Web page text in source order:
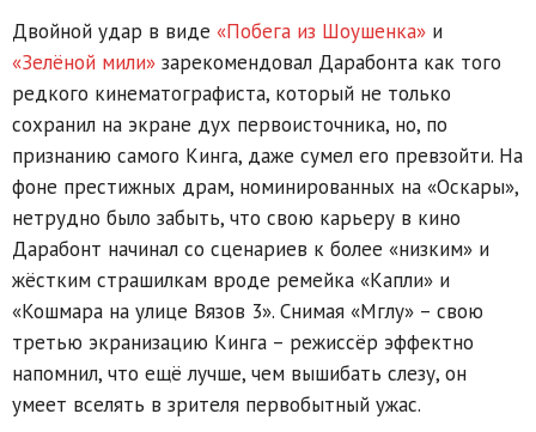
Двойной удар в виде «Побега из Шоушенка» и
«Зелёной мили» зарекомендовал Дарабонта как того
редкого кинематографиста, который не только
сохранил на экране дух первоисточника, но, по
признанию самого Кинга, даже сумел его превзойти. На
фоне престижных драм, номинированных на «Оскары»,
нетрудно было забыть, что свою карьеру в кино
Дарабонт начинал со сценариев к более «низким» и
жёстким страшилкам вроде ремейка «Капли» и
«Кошмара на улице Вязов 3». Снимая «Мглу» – свою
третью экранизацию Кинга – режиссёр эффектно
напомнил, что ещё лучше, чем вышибать слезу, он
умеет вселять в зрителя первобытный ужас.